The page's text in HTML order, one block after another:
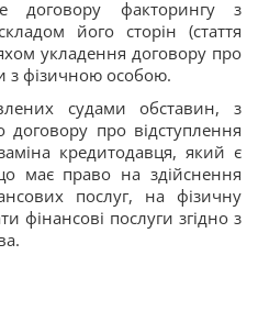
договору факторингу з
його сторін (стаття
укладення договору про
з фізичною особою.
судами обставин, з
про відступлення
кредитодавця, який є
має право на здійснення
послуг, на фізичну
фінансові послуги згідно з